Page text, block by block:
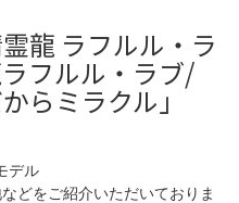
龍 ラフルル・ラ
フルル・ラブ/
らミラクル」
デル
どをご紹介いただいておりま